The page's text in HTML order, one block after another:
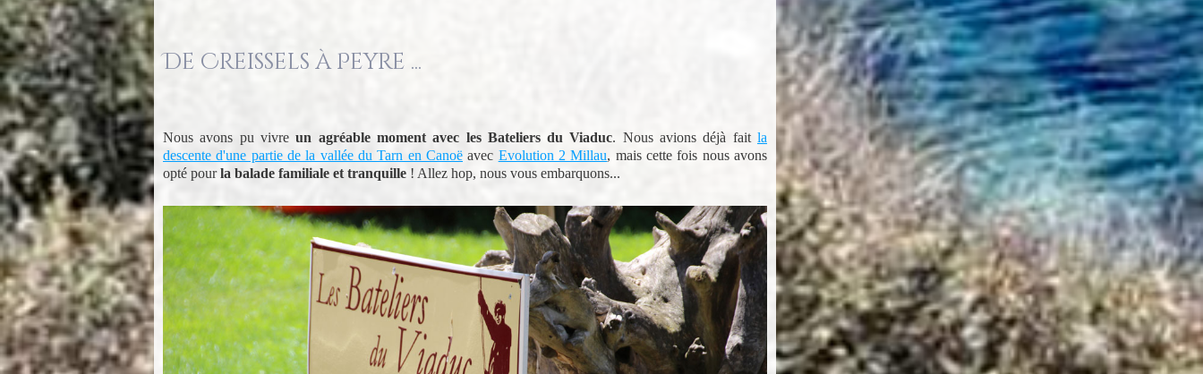
De Creissels à Peyre ...
Nous avons pu vivreun agréable moment avec les Bateliers du Viaduc. Nous avions déjà fait la
descente d'une partie de la vallée du Tarn en Canoë avec Evolution 2 Millau, mais cette fois nous avons
opté pourla balade familiale et tranquille ! Allez hop, nous vous embarquons...